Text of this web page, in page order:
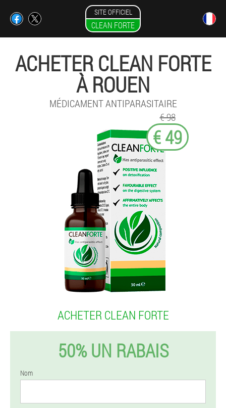
SITE OFFICIEL
CLEAN FORTE
ACHETER CLEAN FORTE
À ROUEN
MÉDICAMENT ANTIPARASITAIRE
€ 98
€ 49
ACHETER CLEAN FORTE
50% UN RABAIS
Nom